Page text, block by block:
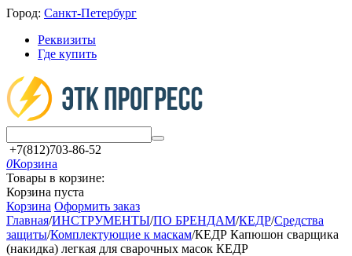
Город: Санкт-Петербург
Реквизиты
Где купить
+7(812)703-86-52
0Корзина
Товары в корзине:
Корзина пуста
Корзина Оформить заказ
Главная/ИНСТРУМЕНТЫ/ПО БРЕНДАМ/КЕДР/Средства
защиты/Комплектующие к маскам/КЕДР Капюшон сварщика
(накидка) легкая для сварочных масок КЕДР